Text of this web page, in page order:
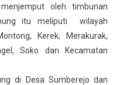
oleh timbunan
itu meliputi wilayah
Kerek, Merakurak,
Soko dan Kecamatan
di Desa Sumberejo dan